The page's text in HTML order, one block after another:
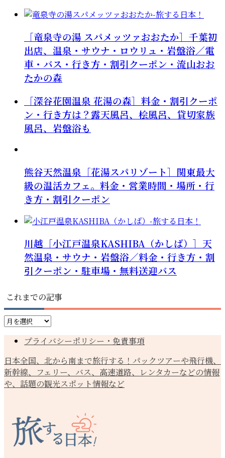
［竜泉寺の湯 スパメッツァおおたか］千葉初
出店、温泉・サウナ・ロウリュ・岩盤浴／電
車・バス・行き方・割引クーポン・流山おお
たかの森
［深谷花園温泉 花湯の森］料金・割引クーポ
ン・行き方は？露天風呂、桧風呂、貸切家族
風呂、岩盤浴も
熊谷天然温泉［花湯スパリゾート］関東最大
級の温活カフェ。料金・営業時間・場所・行
き方・割引クーポン
川越［小江戸温泉KASHIBA（かしば）］天
然温泉・サウナ・岩盤浴／料金・行き方・割
引クーポン・駐車場・無料送迎バス
これまでの記事
こ
で
の
記
事
プライバシーポリシー・免責事項
日本全国、北から南まで旅行する！パックツアーや飛行機、
新幹線、フェリー、バス、高速道路、レンタカーなどの情報
や、話題の観光スポット情報など